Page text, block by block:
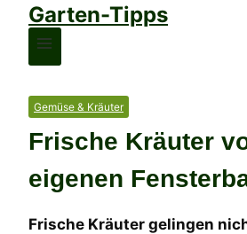
Garten-Tipps
Gemüse & Kräuter
Frische Kräuter
eigenen
Frische Kräuter gelingen